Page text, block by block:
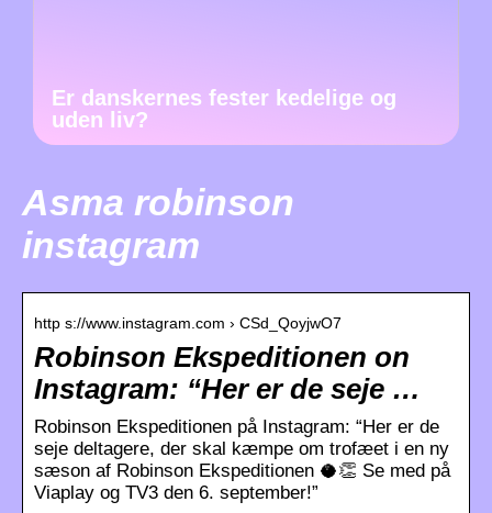
Er danskernes fester kedelige og
uden liv?
Asma robinson
instagram
http s://www.instagram.com › CSd_QoyjwO7
Robinson Ekspeditionen on
Instagram: “Her er de seje …
Robinson Ekspeditionen på Instagram: “Her er de
seje deltagere, der skal kæmpe om trofæet i en ny
sæson af Robinson Ekspeditionen 🥥👏 Se med på
Viaplay og TV3 den 6. september!”